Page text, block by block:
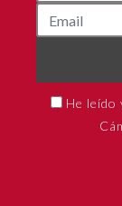
He leído